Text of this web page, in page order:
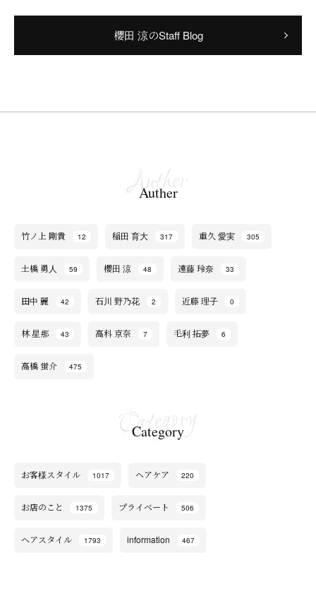
櫻田 涼のStaff Blog
Auther
竹ノ上 剛貴 12 稲田 育大 317 重久 愛実 305
土橋 勇人 59 櫻田 涼 48 遠藤 玲奈 33
田中 麗 42 石川 野乃花 2 近藤 理子 0
林 星那 43 高科 京奈 7 毛利 拓夢 6
高橋 蛍介 475
Category
お客様スタイル 1017 ヘアケア 220
お店のこと 1375 プライベート 506
ヘアスタイル 1793 information 467